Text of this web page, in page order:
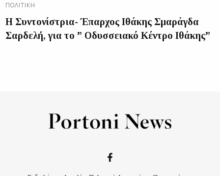
ΠΟΛΙΤΙΚΉ
Η Συντονίστρια- Έπαρχος Ιθάκης Σμαράγδα
Σαρδελή, για το ” Οδυσσειακό Κέντρο Ιθάκης”